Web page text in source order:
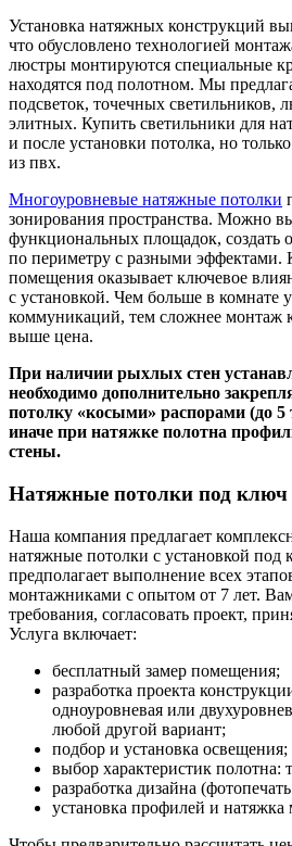
Установка натяжных конструкций
что обусловлено технологией
люстры монтируются специальные
находятся под полотном. Мы
подсветок, точечных светильников,
элитных. Купить светильники для
и после установки потолка, но
из пвх.
Многоуровневые натяжные потолки
зонирования пространства. Можно
функциональных площадок, создать
по периметру с разными эффектами.
помещения оказывает ключевое
с установкой. Чем больше в комнате
коммуникаций, тем сложнее монтаж
выше цена.
При наличии рыхлых стен
необходимо дополнительно
потолку «косыми» распорами (до 5
иначе при натяжке полотна
стены.
Натяжные потолки под ключ
Наша компания предлагает
натяжные потолки с установкой под
предполагает выполнение всех
монтажниками с опытом от 7 лет. Вам
требования, согласовать проект,
Услуга включает:
бесплатный замер помещения;
разработка проекта
одноуровневая или
любой другой вариант;
подбор и установка освещения;
выбор характеристик полотна:
разработка дизайна
установка профилей и натяжка